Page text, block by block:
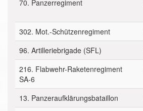
70. Panzerregiment
302. Mot.-Schützenregiment
96. Artilleriebrigade (SFL)
216. Flabwehr-Raketenregiment
SA-6
13. Panzeraufklärungsbataillon